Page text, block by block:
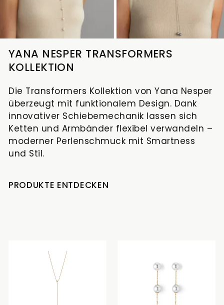
YANA NESPER TRANSFORMERS
KOLLEKTION
Die Transformers Kollektion von Yana Nesper
überzeugt mit funktionalem Design. Dank
innovativer Schiebemechanik lassen sich
Ketten und Armbänder flexibel verwandeln –
moderner Perlenschmuck mit Smartness
und Stil.
PRODUKTE ENTDECKEN